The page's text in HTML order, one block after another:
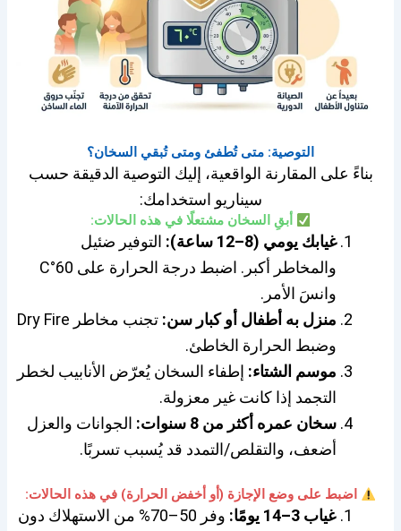
التوصية: متى تُطفئ ومتى تُبقي السخان؟
بناءً على المقارنة الواقعية، إليك التوصية الدقيقة حسب
سيناريو استخدامك:
أبقِ السخان مشتعلًا في هذه الحالات:
غيابك يومي (8–12 ساعة):
التوفير ضئيل
والمخاطر أكبر. اضبط درجة الحرارة على 60°C
وانسَ الأمر.
منزل به أطفال أو كبار سن:
تجنب مخاطر Dry Fire
وضبط الحرارة الخاطئ.
موسم الشتاء:إطفاء السخان يُعرّض الأنابيب لخطر
التجمد إذا كانت غير معزولة.
سخان عمره أكثر من 8 سنوات:
الجوانات والعزل
أضعف، والتقلص/التمدد قد يُسبب تسربًا.
اضبط على وضع الإجازة (أو أخفض الحرارة) في هذه الحالات:
غياب 3–14 يومًا:
وفر 50–70% من الاستهلاك دون